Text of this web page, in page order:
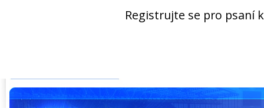
Registrujte se pro psaní